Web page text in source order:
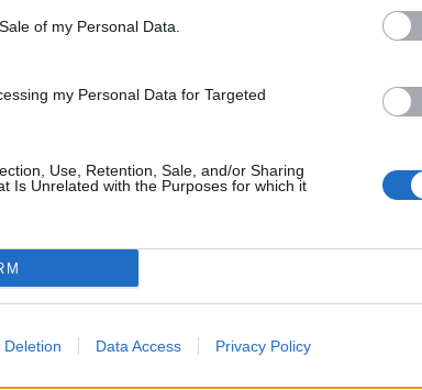
of my Personal Data.
my Personal Data for Targeted
Use, Retention, Sale, and/or Sharing
Is Unrelated with the Purposes for which it
Deletion Data Access Privacy Policy